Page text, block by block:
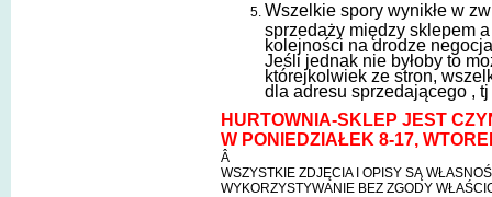
Wszelkie spory wynikłe w
sprzedaży między sklepem
kolejności na drodze
Jeśli jednak nie byłoby to
którejkolwiek ze stron,
dla adresu sprzedającego ,
HURTOWNIA-SKLEP JEST
W PONIEDZIAŁEK 8-17,
Â
WSZYSTKIE ZDJĘCIA I OPISY SĄ
WYKORZYSTYWANIE BEZ ZGODY